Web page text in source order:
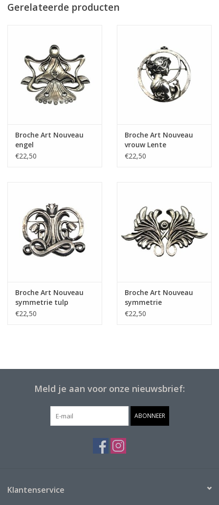
Gerelateerde producten
Broche Art Nouveau
engel
€22,50
Broche Art Nouveau
vrouw Lente
€22,50
Broche Art Nouveau
symmetrie tulp
€22,50
Broche Art Nouveau
symmetrie
acanthusblad
€22,50
Meld je aan voor onze nieuwsbrief:
ABONNEER
Klantenservice